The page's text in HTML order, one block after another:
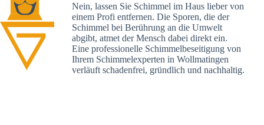
Nein, lassen Sie Schimmel im Haus lieber von
einem Profi entfernen. Die Sporen, die der
Schimmel bei Berührung an die Umwelt
abgibt, atmet der Mensch dabei direkt ein.
Eine professionelle Schimmelbeseitigung von
Ihrem Schimmelexperten in Wollmatingen
verläuft schadenfrei, gründlich und nachhaltig.